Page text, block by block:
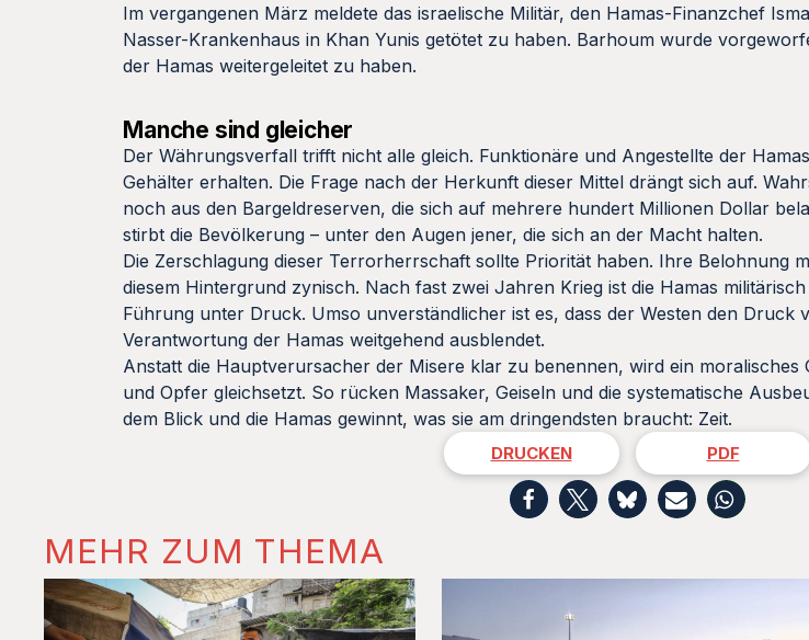
Im vergangenen März meldete das israelische Militär, den Hamas-Finanzchef
Nasser-Krankenhaus in Khan Yunis getötet zu haben. Barhoum wurde
der Hamas weitergeleitet zu haben.
Manche sind gleicher
Der Währungsverfall trifft nicht alle gleich. Funktionäre und Angestellte der
Gehälter erhalten. Die Frage nach der Herkunft dieser Mittel drängt sich auf.
noch aus den Bargeldreserven, die sich auf mehrere hundert Millionen Dollar
stirbt die Bevölkerung – unter den Augen jener, die sich an der Macht halten.
Die Zerschlagung dieser Terrorherrschaft sollte Priorität haben. Ihre Belohnung
diesem Hintergrund zynisch. Nach fast zwei Jahren Krieg ist die Hamas
Führung unter Druck. Umso unverständlicher ist es, dass der Westen den Druck
Verantwortung der Hamas weitgehend ausblendet.
Anstatt die Hauptverursacher der Misere klar zu benennen, wird ein moralisches
und Opfer gleichsetzt. So rücken Massaker, Geiseln und die systematische
dem Blick und die Hamas gewinnt, was sie am dringendsten braucht: Zeit.
DRUCKEN PDF
MEHR ZUM THEMA